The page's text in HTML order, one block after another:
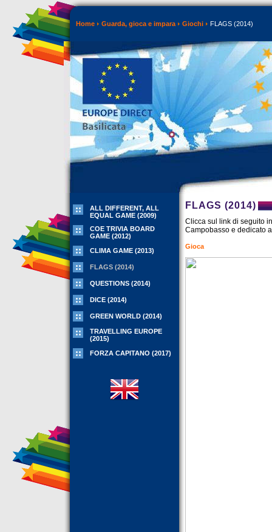
Home Guarda, gioca e impara Giochi FLAGS (2014)
ALL DIFFERENT, ALL
EQUAL GAME (2009)
COE TRIVIA BOARD
GAME (2012)
CLIMA GAME (2013)
FLAGS (2014)
QUESTIONS (2014)
DICE (2014)
GREEN WORLD (2014)
TRAVELLING EUROPE
(2015)
FORZA CAPITANO (2017)
FLAGS (2014)
Clicca sul link di seguito
Campobasso e dedicato
Gioca